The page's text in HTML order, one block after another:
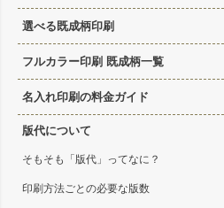
選べる既成柄印刷
フルカラー印刷 既成柄一覧
名入れ印刷の料金ガイド
版代について
そもそも「版代」ってなに？
印刷方法ごとの必要な版数